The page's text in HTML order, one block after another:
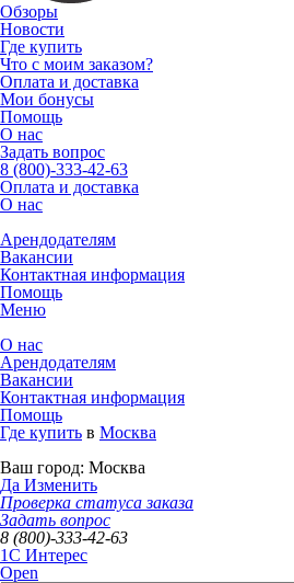
Обзоры
Новости
Где купить
Что с моим заказом?
Оплата и доставка
Мои бонусы
Помощь
О нас
Задать вопрос
8 (800)-333-42-63
Оплата и доставка
О нас
Арендодателям
Вакансии
Контактная информация
Помощь
Меню
О нас
Арендодателям
Вакансии
Контактная информация
Помощь
Где купить в Москва
Ваш город: Москва
Да Изменить
Проверка статуса заказа
Задать вопрос
8 (800)-333-42-63
1C Интерес
Open